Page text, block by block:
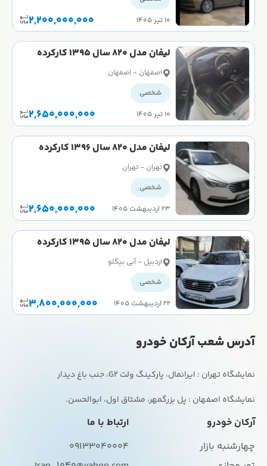
۱۰ تیر ۱۴۰۵
2,200,000,000
لیفان مدل 820 سال 1395 کارکرده
اصفهان - اصفهان
شخصی
۱۰ تیر ۱۴۰۵
2,650,000,000
لیفان مدل 820 سال 1396 کارکرده
تهران - تهران
شخصی
۲۳ اردیبهشت ۱۴۰۵
2,650,000,000
لیفان مدل 820 سال 1395 کارکرده
اردبیل - آبي بيگلو
شخصی
۲۲ اردیبهشت ۱۴۰۵
3,800,000,000
آدرس شعب آرکان خودرو
نمایشگاه اصفهان : پل بزرگمهر، مشتاق اول، ابوالحسن.
آرکان خودرو
چهارشنبه بازار
ارتباط با ما
09133040004